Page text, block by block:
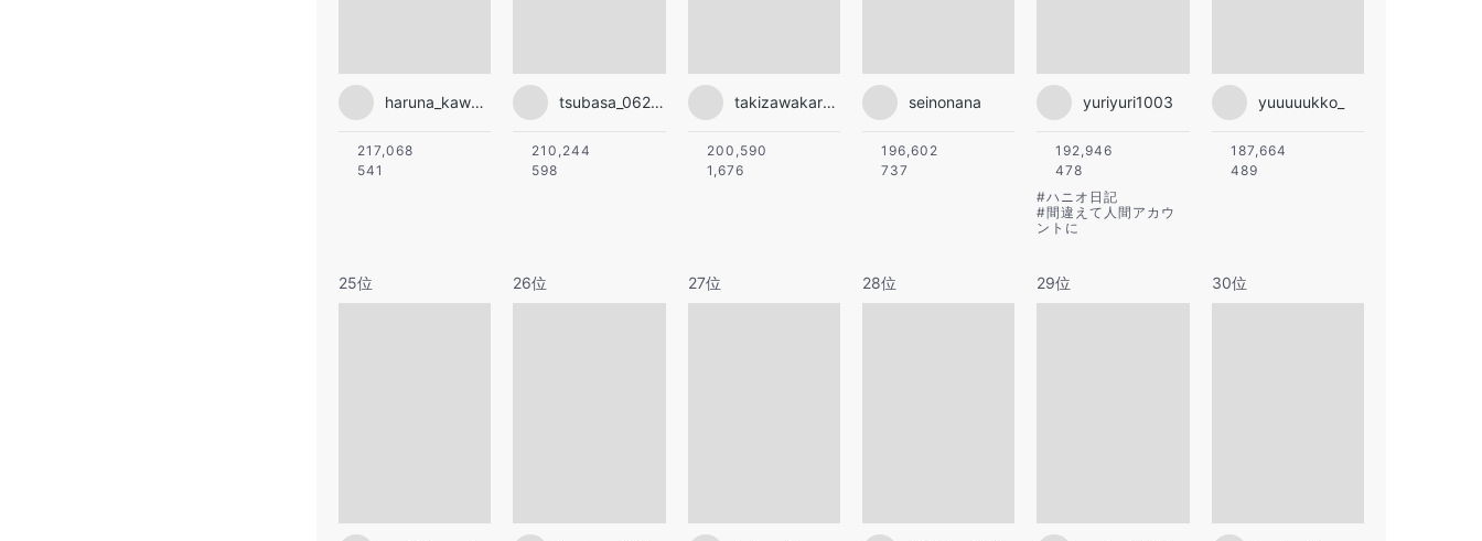
haruna_kawaguchi_official
217,068
541
tsubasa_0627official
210,244
598
takizawakarenofficial
200,590
1,676
seinonana
196,602
737
yuriyuri1003
192,946
478
#ハニオ日記
#間違えて人間アカウ
ントに
yuuuuukko_
187,664
489
25位 26位 27位 28位 29位 30位